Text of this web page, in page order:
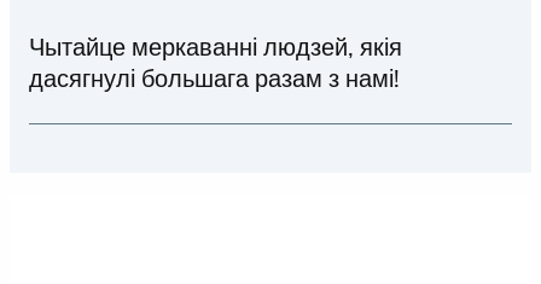
Чытайце меркаванні людзей, якія
дасягнулі большага разам з намі!